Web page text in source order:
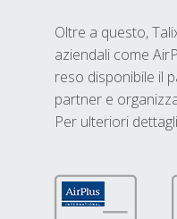
Oltre a questo,
aziendali come
reso disponibile il
partner e
Per ulteriori